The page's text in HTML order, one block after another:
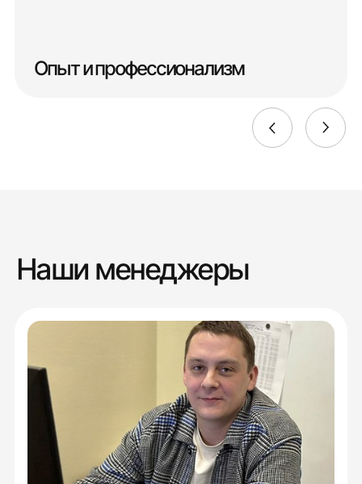
Опыт и профессионализм
Наши менеджеры